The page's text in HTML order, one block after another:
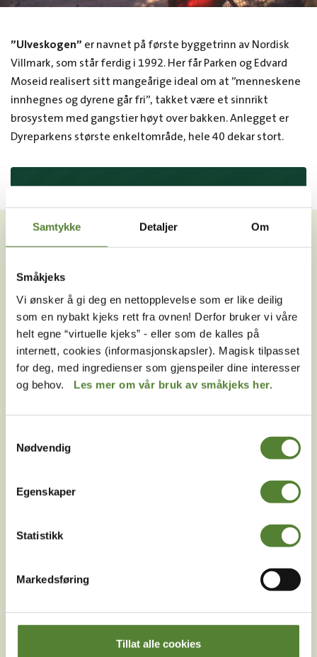
Samtykke Detaljer Om
Småkjeks
Vi ønsker å gi deg en nettopplevelse som er like deilig
som en nybakt kjeks rett fra ovnen! Derfor bruker vi våre
helt egne “virtuelle kjeks” - eller som de kalles på
internett, cookies (informasjonskapsler). Magisk tilpasset
for deg, med ingredienser som gjenspeiler dine interesser
og behov. Les mer om vår bruk av småkjeks her.
Nødvendig
Egenskaper
Statistikk
Markedsføring
Tillat alle cookies
”Ulveskogen” er navnet på første byggetrinn av Nordisk
Villmark, som står ferdig i 1992. Her får Parken og Edvard
Moseid realisert sitt mangeårige ideal om at ”menneskene
innhegnes og dyrene går fri”, takket være et sinnrikt
brosystem med gangstier høyt over bakken. Anlegget er
Dyreparkens største enkeltområde, hele 40 dekar stort.
VIL DU HA NYHETSBREV FRA
OSS?
unike tilbud og nyheter. Uten nyhetsbrev går du glipp
av mange fordeler.
E-post
MELD MEG PÅ
Snapchat